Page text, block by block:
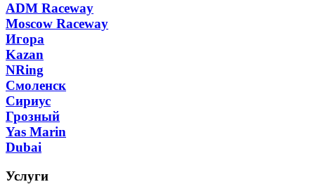
ADM Raceway
Moscow Raceway
Игора
Kazan
NRing
Смоленск
Сириус
Грозный
Yas Marin
Dubai
Услуги